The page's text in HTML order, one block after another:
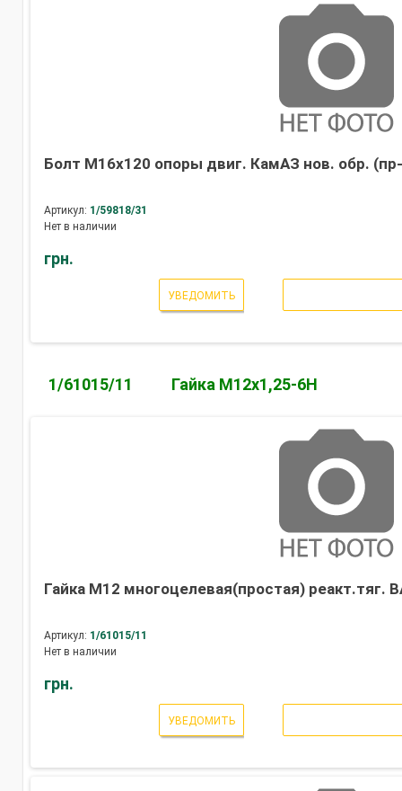
Болт М16х120 опоры двиг. КамАЗ нов. обр.
Артикул: 1/59818/31
Нет в наличии
грн.
УВЕДОМИТЬ
1/61015/11 Гайка М12х1,25-6Н
Гайка М12 многоцелевая(простая) реакт.тяг.
Артикул: 1/61015/11
Нет в наличии
грн.
УВЕДОМИТЬ